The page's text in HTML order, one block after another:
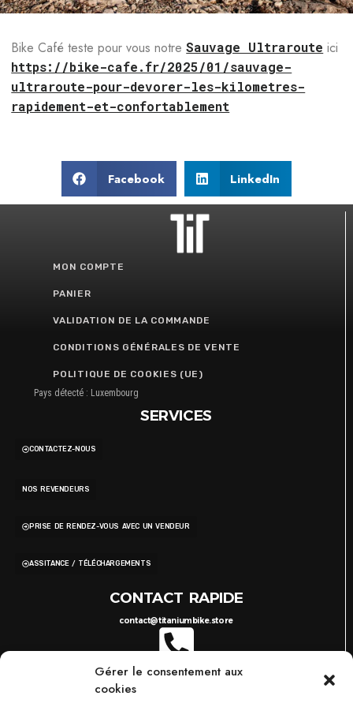
Gérer le consentement aux
cookies
Bike Café teste pour vous notreSauvage Ultraroute ici
https://bike-cafe.fr/2025/01/sauvage-
ultraroute-pour-devorer-les-kilometres-
rapidement-et-confortablement
Facebook LinkedIn
MON COMPTE
PANIER
VALIDATION DE LA COMMANDE
CONDITIONS GÉNÉRALES DE VENTE
POLITIQUE DE COOKIES (UE)
Pays détecté : Luxembourg
SERVICES
CONTACTEZ-NOUS
NOS REVENDEURS
PRISE DE RENDEZ-VOUS AVEC UN VENDEUR
ASSITANCE / TÉLÉCHARGEMENTS
CONTACT RAPIDE
contact@titaniumbike.store
0035 26 61 40 36 17